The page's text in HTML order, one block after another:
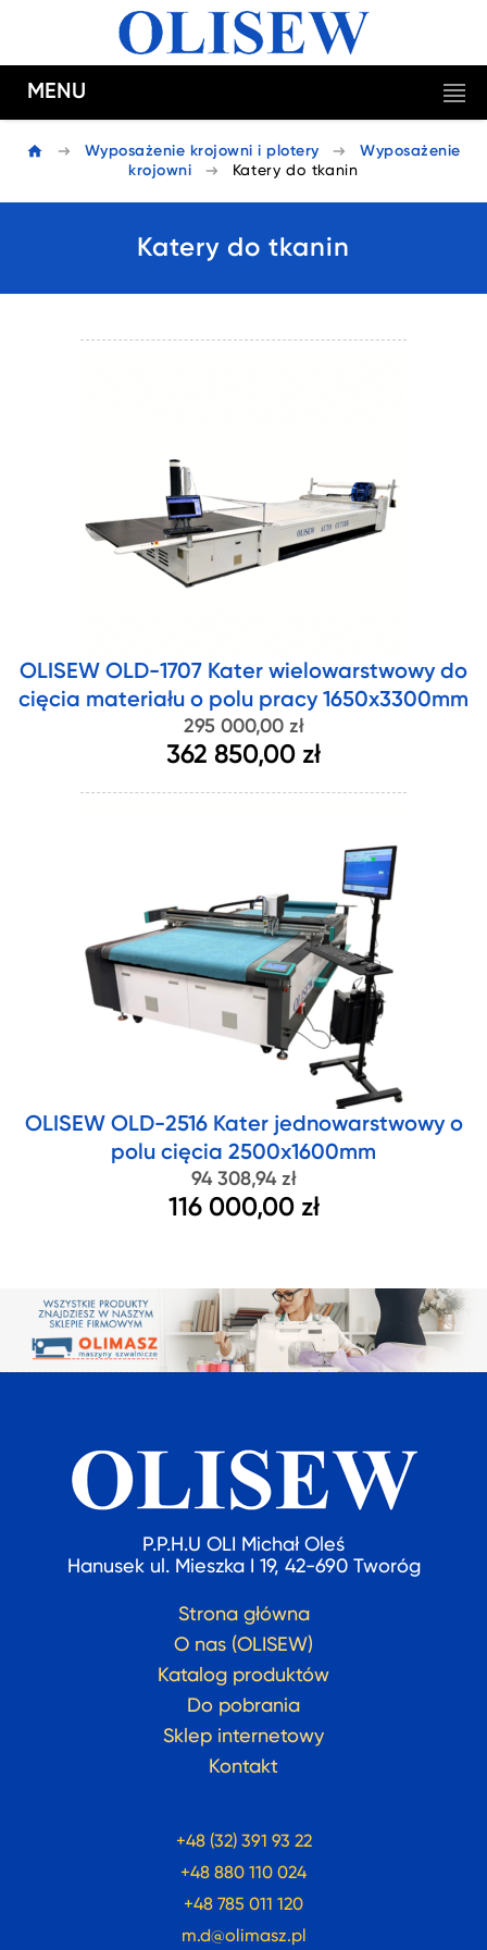
MENU
Wyposażenie krojowni i plotery
Wyposażenie
krojowni
Katery do tkanin
Katery do tkanin
OLISEW OLD-1707 Kater wielowarstwowy do
cięcia materiału o polu pracy 1650x3300mm
295 000,00 zł
362 850,00 zł
OLISEW OLD-2516 Kater jednowarstwowy o
polu cięcia 2500x1600mm
94 308,94 zł
116 000,00 zł
P.P.H.U OLI Michał Oleś
Hanusek ul. Mieszka I 19, 42-690 Tworóg
Strona główna
O nas (OLISEW)
Katalog produktów
Do pobrania
Sklep internetowy
Kontakt
+48 (32) 391 93 22
+48 880 110 024
+48 785 011 120
m.d@olimasz.pl